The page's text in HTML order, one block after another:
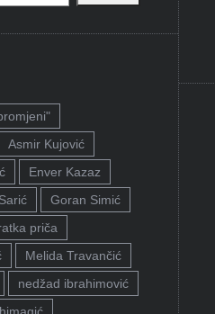
Asmir Kujović
Enver Kazaz
Goran Simić
priča
Melida Travančić
nedžad ibrahimović